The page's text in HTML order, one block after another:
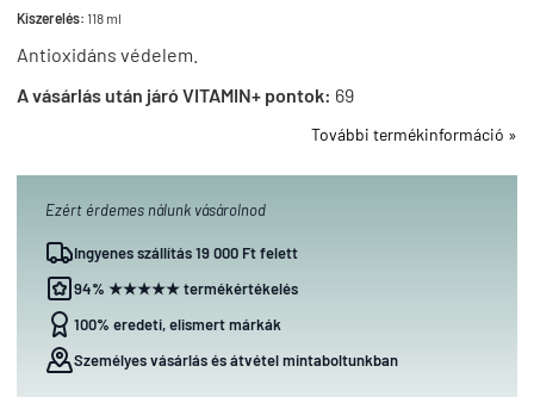
Kiszerelés: 118 ml
Antioxidáns védelem.
A vásárlás után járó VITAMIN+ pontok: 69
További termékinformáció »
Ezért érdemes nálunk vásárolnod
Ingyenes szállítás 19 000 Ft felett
94% ★★★★★ termékértékelés
100% eredeti, elismert márkák
Személyes vásárlás és átvétel mintaboltunkban